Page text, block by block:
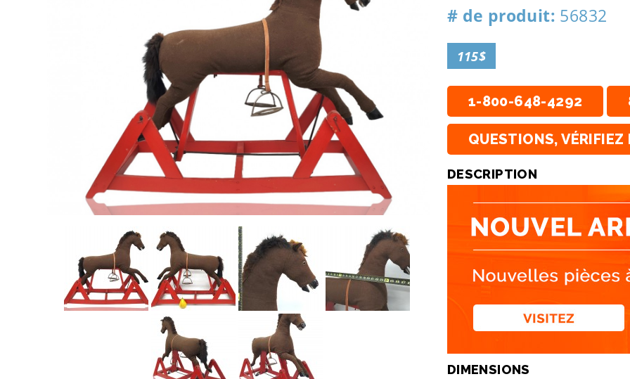
# de produit: 56832
115$
1-800-648-4292
QUESTIONS,
DESCRIPTION
DIMENSIONS